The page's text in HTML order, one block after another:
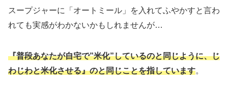
スープジャーに「オートミール」を入れてふやかすと言わ
れても実感がわかないかもしれませんが…
『普段あなたが自宅で”米化”しているのと同じように、じ
わじわと米化させる』のと同じことを指しています。